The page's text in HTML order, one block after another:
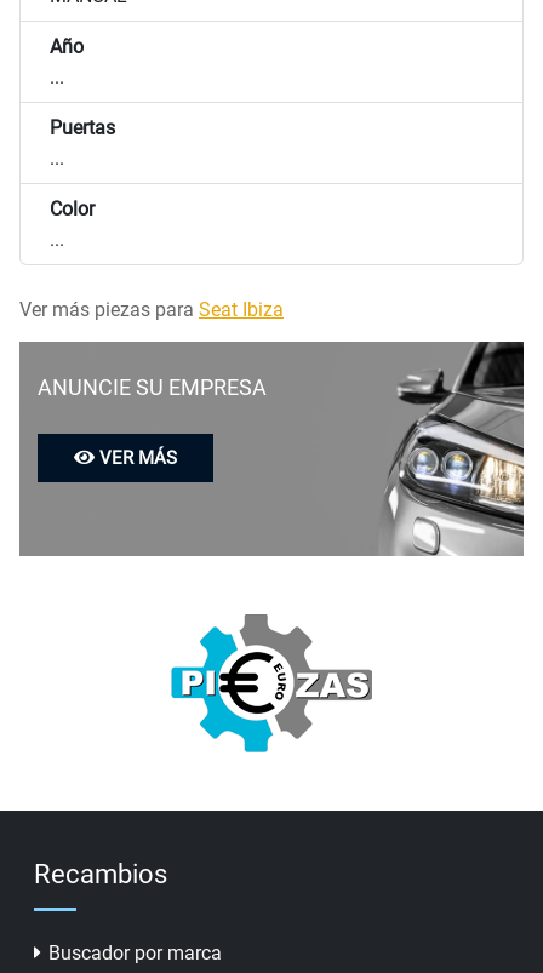
Año
...
Puertas
...
Color
...
Ver más piezas para Seat Ibiza
ANUNCIE SU EMPRESA
VER MÁS
Recambios
Buscador por marca